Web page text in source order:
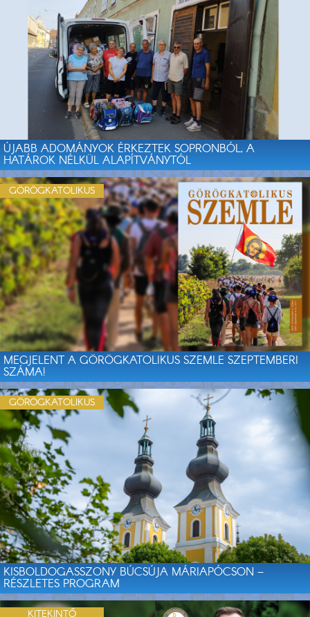
ÚJABB ADOMÁNYOK ÉRKEZTEK SOPRONBÓL, A
HATÁROK NÉLKÜL ALAPÍTVÁNYTÓL
MEGJELENT A GÖRÖGKATOLIKUS SZEMLE SZEPTEMBERI
SZÁMA!
GÖRÖGKATOLIKUS
KISBOLDOGASSZONY BÚCSÚJA MÁRIAPÓCSON –
RÉSZLETES PROGRAM
GÖRÖGKATOLIKUS
KITEKINTŐ